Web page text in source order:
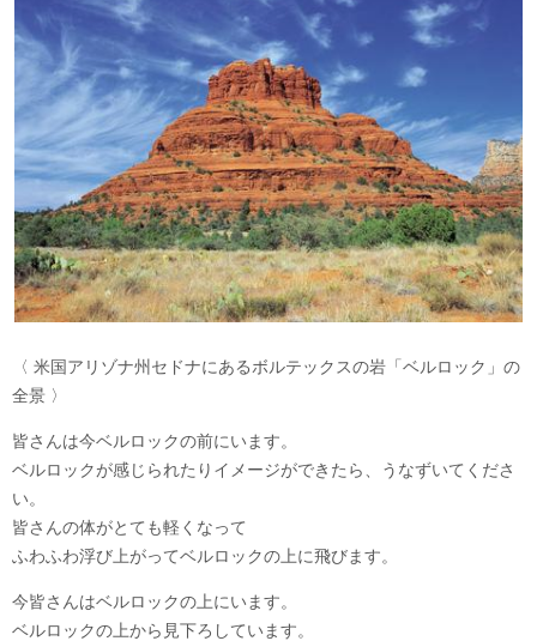
〈 米国アリゾナ州セドナにあるボルテックスの岩「ベルロック」の
全景 〉
皆さんは今ベルロックの前にいます。
ベルロックが感じられたりイメージができたら、うなずいてくださ
い。
皆さんの体がとても軽くなって
ふわふわ浮び上がってベルロックの上に飛びます。
今皆さんはベルロックの上にいます。
ベルロックの上から見下ろしています。